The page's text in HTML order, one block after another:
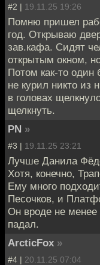
#2 | 19.11.25 19:26
Помню пришел
год. Открываю
зав.кафа. Сидят
открытым окном,
Потом как-то один
не курил никто из
в головах
щелкнуть.
PN »
#3 | 19.11.25 23:21
Лучше Данила
Хотя, конечно,
Ему много
Песочков, и
Он вроде не менее
падал.
ArcticFox »
#4 | 20.11.25 07:04